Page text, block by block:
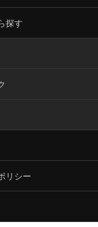
探す
リシー